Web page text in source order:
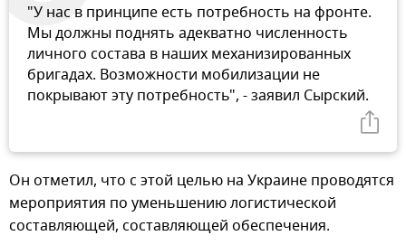
"У нас в принципе есть потребность на фронте.
Мы должны поднять адекватно численность
личного состава в наших механизированных
бригадах. Возможности мобилизации не
покрывают эту потребность", - заявил Сырский.
Он отметил, что с этой целью на Украине проводятся
мероприятия по уменьшению логистической
составляющей, составляющей обеспечения.